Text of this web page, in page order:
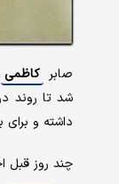
صابر کاظمی
داشته و برای
چند روز قبل